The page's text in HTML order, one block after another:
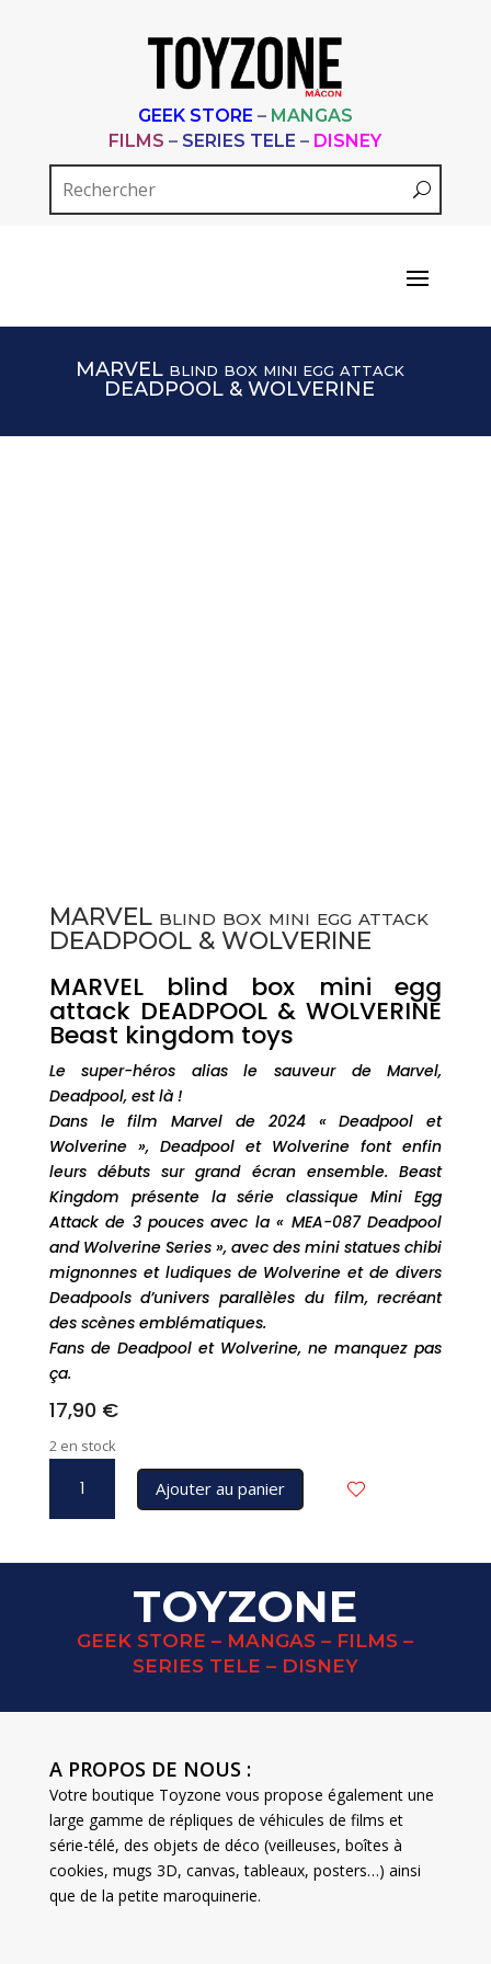
GEEK STORE – MANGAS
FILMS – SERIES TELE – DISNEY
MARVEL blind box mini egg attack
DEADPOOL & WOLVERINE
MARVEL blind box mini egg attack
DEADPOOL & WOLVERINE
MARVEL blind box mini egg
attack DEADPOOL & WOLVERINE
Beast kingdom toys
Le super-héros alias le sauveur de Marvel,
Deadpool, est là !
Dans le film Marvel de 2024 « Deadpool et
Wolverine », Deadpool et Wolverine font enfin
leurs débuts sur grand écran ensemble. Beast
Kingdom présente la série classique Mini Egg
Attack de 3 pouces avec la « MEA-087 Deadpool
and Wolverine Series », avec des mini statues chibi
mignonnes et ludiques de Wolverine et de divers
Deadpools d’univers parallèles du film, recréant
des scènes emblématiques.
Fans de Deadpool et Wolverine, ne manquez pas
ça.
17,90 €
2 en stock
MARVEL
attack
Ajouter au panier
TOYZONE
GEEK STORE – MANGAS – FILMS –
SERIES TELE – DISNEY
A PROPOS DE NOUS :
Votre boutique Toyzone vous propose également une
large gamme de répliques de véhicules de films et
série-télé, des objets de déco (veilleuses, boîtes à
cookies, mugs 3D, canvas, tableaux, posters…) ainsi
que de la petite maroquinerie.